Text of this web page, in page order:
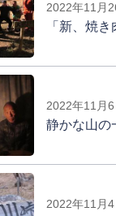
2022年11月
「新、焼
2022年11月
静かな山の
2022年11月